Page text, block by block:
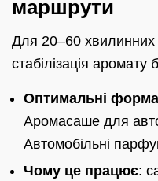
маршрути
Для 20–60
стабілізація
Оптимальні
Аромасаше для
Автомобільні
Чому це працює: